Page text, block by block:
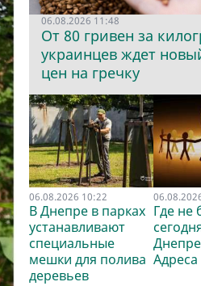
06.08.2026 11:48
От 80 гривен за
украинцев ждет
цен на гречку
06.08.2026 10:22
В Днепре в парках
устанавливают
специальные
мешки для полива
деревьев
Где не
Адреса